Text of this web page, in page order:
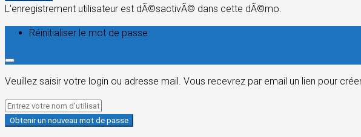
L'enregistrement utilisateur est dÃ©sactivÃ© dans cette dÃ©mo.
Réinitialiser le mot de passe
Veuillez saisir votre login ou adresse mail. Vous recevrez par email un lien pour
Obtenir un nouveau mot de passe